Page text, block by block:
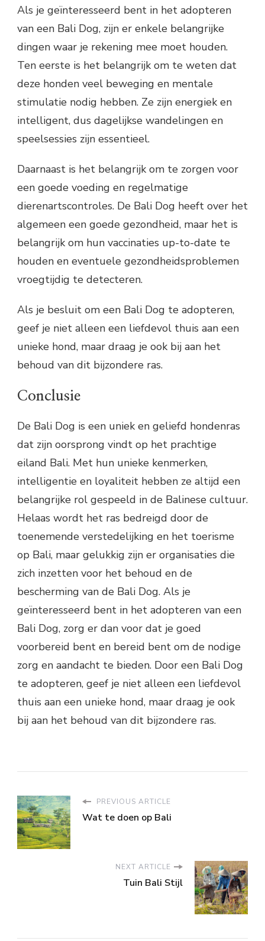
Als je geïnteresseerd bent in het adopteren
van een Bali Dog, zijn er enkele belangrijke
dingen waar je rekening mee moet houden.
Ten eerste is het belangrijk om te weten dat
deze honden veel beweging en mentale
stimulatie nodig hebben. Ze zijn energiek en
intelligent, dus dagelijkse wandelingen en
speelsessies zijn essentieel.
Daarnaast is het belangrijk om te zorgen voor
een goede voeding en regelmatige
dierenartscontroles. De Bali Dog heeft over het
algemeen een goede gezondheid, maar het is
belangrijk om hun vaccinaties up-to-date te
houden en eventuele gezondheidsproblemen
vroegtijdig te detecteren.
Als je besluit om een Bali Dog te adopteren,
geef je niet alleen een liefdevol thuis aan een
unieke hond, maar draag je ook bij aan het
behoud van dit bijzondere ras.
Conclusie
De Bali Dog is een uniek en geliefd hondenras
dat zijn oorsprong vindt op het prachtige
eiland Bali. Met hun unieke kenmerken,
intelligentie en loyaliteit hebben ze altijd een
belangrijke rol gespeeld in de Balinese cultuur.
Helaas wordt het ras bedreigd door de
toenemende verstedelijking en het toerisme
op Bali, maar gelukkig zijn er organisaties die
zich inzetten voor het behoud en de
bescherming van de Bali Dog. Als je
geïnteresseerd bent in het adopteren van een
Bali Dog, zorg er dan voor dat je goed
voorbereid bent en bereid bent om de nodige
zorg en aandacht te bieden. Door een Bali Dog
te adopteren, geef je niet alleen een liefdevol
thuis aan een unieke hond, maar draag je ook
bij aan het behoud van dit bijzondere ras.
PREVIOUS ARTICLE
Wat te doen op Bali
NEXT ARTICLE
Tuin Bali Stijl